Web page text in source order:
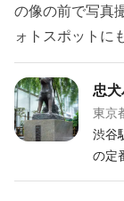
の像の前で写真
ォトスポットに
忠
東京
渋谷
の定